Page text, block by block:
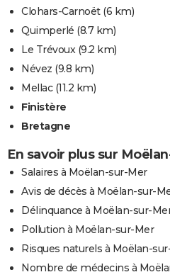
Clohars-Carnoët(6 km)
Quimperlé (8.7 km)
Le Trévoux(9.2 km)
Névez (9.8 km)
Mellac(11.2 km)
Finistère
Bretagne
En savoir plus sur
Salaires à Moëlan-sur-Mer
Avis de décès à Moëlan-sur-
Délinquance à Moëlan-sur-
Pollution à Moëlan-sur-Mer
Risques naturels à Moëlan-
Nombre de médecins à